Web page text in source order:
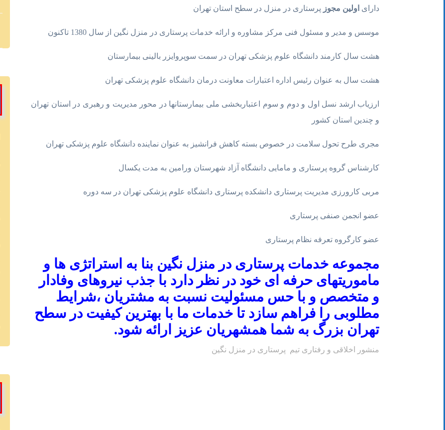
دارای اولین مجوز پرستاری در منزل در سطح استان تهران
موسس و مدیر و مسئول فنی مرکز مشاوره و ارائه خدمات پرستاری در منزل نگین از سال 1380 تاکنون
هشت سال کارمند دانشگاه علوم پزشکی تهران در سمت سوپروایزر بالینی بیمارستان
هشت سال به عنوان رئیس اداره اعتبارات معاونت درمان دانشگاه علوم پزشکی تهران
ارزیاب ارشد نسل اول و دوم و سوم اعتباربخشی ملی بیمارستانها در محور مدیریت و رهبری در استان تهران
و چندین استان کشور
مجری طرح تحول سلامت در خصوص بسته کاهش فرانشیز به عنوان نماینده دانشگاه علوم پزشکی تهران
کارشناس گروه پرستاری و مامایی دانشگاه آزاد شهرستان ورامین به مدت یکسال
مربی کارورزی مدیریت پرستاری دانشکده پرستاری دانشگاه علوم پزشکی تهران در سه دوره
عضو انجمن صنفی پرستاری
عضو کارگروه تعرفه نظام پرستاری
مجموعه خدمات پرستاری در منزل نگین بنا به استراتژی ها و
ماموریتهای حرفه ای خود در نظر دارد با جذب نیروهای وفادار
و متخصص و با حس مسئولیت نسبت به مشتریان ،شرایط
مطلوبی را فراهم سازد تا خدمات ما با بهترین کیفیت در سطح
تهران بزرگ به شما همشهریان عزیز
ارائه شود.
منشور اخلاقی و رفتاری تیم پرستاری در منزل نگین